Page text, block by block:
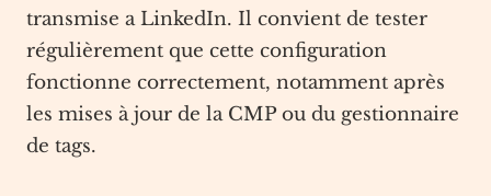
transmise a LinkedIn. Il convient de tester
régulièrement que cette configuration
fonctionne correctement, notamment après
les mises à jour de la CMP ou du gestionnaire
de tags.